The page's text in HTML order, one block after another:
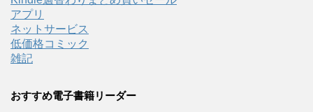
アプリ
ネットサービス
低価格コミック
雑記
おすすめ電子書籍リーダー